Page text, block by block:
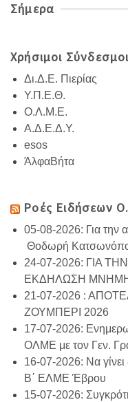
Σήμερα
Χρήσιμοι Σύνδεσμοι
Δι.Δ.Ε. Πιερίας
Υ.Π.Ε.Θ.
Ο.Λ.Μ.Ε.
Α.Δ.Ε.Δ.Υ.
esos
ΆλφαΒήτα
Ροές Ειδήσεων
05-08-2026: Για την
Θοδωρή
24-07-2026: ΓΙΑ
ΕΚΔΗΛΩΣΗ
21-07-2026 :
ΖΟΥΜΠΕΡΙ 2026
17-07-2026:
ΟΛΜΕ με τον Γεν.
16-07-2026: Να
Β΄ ΕΛΜΕ Έβρου
15-07-2026: